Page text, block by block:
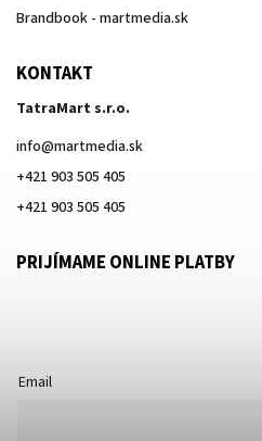
Brandbook - martmedia.sk
KONTAKT
TatraMart s.r.o.
info@martmedia.sk
+421 903 505 405
+421 903 505 405
PRIJÍMAME ONLINE PLATBY
Email